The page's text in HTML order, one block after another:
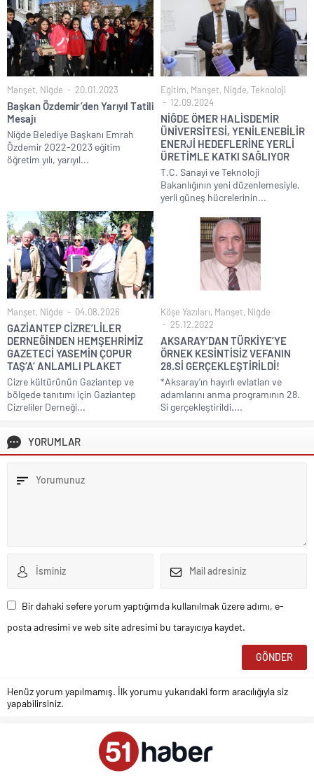
Manşet, Niğde 20.01.2023
Başkan Özdemir’den Yarıyıl Tatili
Mesajı
Niğde Belediye Başkanı Emrah
Özdemir 2022-2023 eğitim
öğretim yılı, yarıyıl...
Eğitim, Manşet, Niğde, Teknoloji
12.09.2024
NİĞDE ÖMER HALİSDEMİR
ÜNİVERSİTESİ, YENİLENEBİLİR
ENERJİ HEDEFLERİNE YERLİ
ÜRETİMLE KATKI SAĞLIYOR
T.C. Sanayi ve Teknoloji
Bakanlığının yeni düzenlemesiyle,
yerli güneş hücrelerinin...
Manşet, Niğde 04.08.2026
GAZİANTEP CİZRE’LİLER
DERNEĞİNDEN HEMŞEHRİMİZ
GAZETECİ YASEMİN ÇOPUR
TAŞ’A’ ANLAMLI PLAKET
Cizre kültürünün Gaziantep ve
bölgede tanıtımı için Gaziantep
Cizreliler Derneği...
Köşe Yazıları, Manşet, Niğde
25.12.2022
AKSARAY’DAN TÜRKİYE’YE
ÖRNEK KESİNTİSİZ VEFANIN
28.Sİ GERÇEKLEŞTİRİLDİ!
*Aksaray’ın hayırlı evlatları ve
adamlarını anma programının 28.
Si gerçekleştirildi....
YORUMLAR
Bir dahaki sefere yorum yaptığımda kullanılmak üzere adımı, e-
posta adresimi ve web site adresimi bu tarayıcıya kaydet.
Henüz yorum yapılmamış. İlk yorumu yukarıdaki form aracılığıyla siz
yapabilirsiniz.